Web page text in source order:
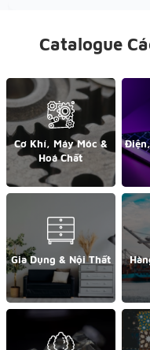
Catalogue
Cơ Khí, Máy Móc &
Hoá Chất
Gia Dụng & Nội Thất